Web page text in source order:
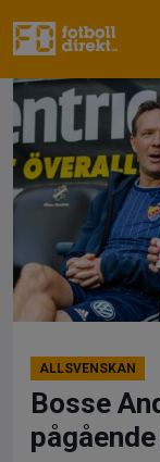
till
ALLSVENSKAN
Bosse